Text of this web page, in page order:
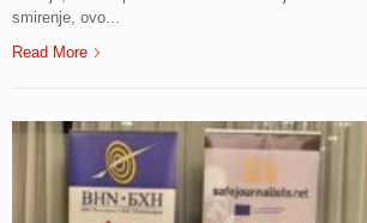
smirenje, ovo...
Read More